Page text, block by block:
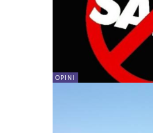
OPINI